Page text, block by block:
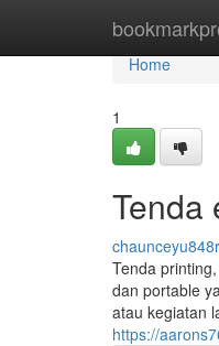
Home
Home
1
Tenda
Tenda
dan portable
atau kegiatan
https://